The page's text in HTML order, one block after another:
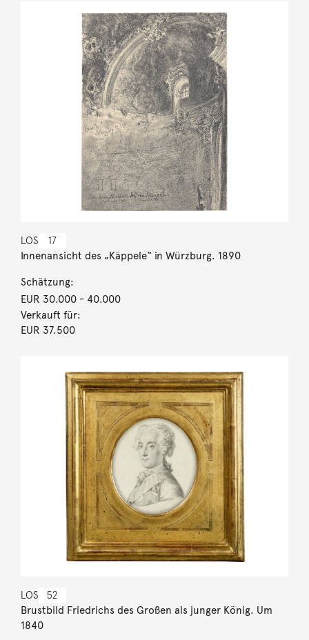
LOS 17
Innenansicht des „Käppele“ in Würzburg. 1890
Schätzung:
EUR 30.000- 40.000
Verkauft für:
EUR 37.500
LOS 52
Brustbild Friedrichs des Großen als junger König. Um
1840